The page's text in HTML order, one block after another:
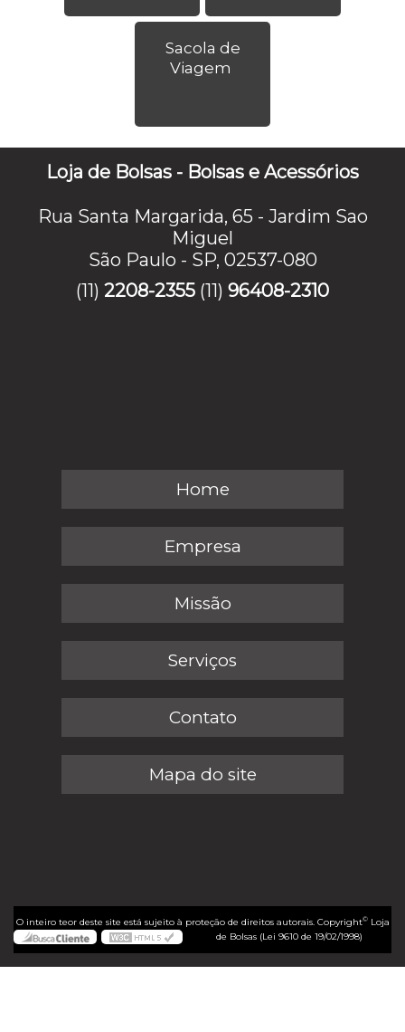
Sacola de
Viagem
Loja de Bolsas - Bolsas e Acessórios
Rua Santa Margarida, 65 - Jardim Sao
Miguel
São Paulo - SP, 02537-080
(11) 2208-2355 (11) 96408-2310
Home
Empresa
Missão
Serviços
Contato
Mapa do site
O inteiro teor deste site está sujeito à proteção de direitos autorais. Copyright©Loja
de Bolsas (Lei 9610 de 19/02/1998)